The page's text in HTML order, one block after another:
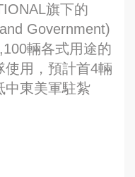
旗下的
Government)
輛各式用途的
使用，預計首4輛
中東美軍駐紮